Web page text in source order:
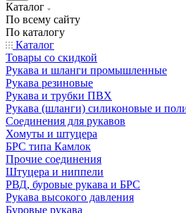
Каталог
По всему сайту
По каталогу
Каталог
Товары со скидкой
Рукава и шланги промышленные
Рукава резиновые
Рукава и трубки ПВХ
Рукава (шланги) силиконовые и
Соединения для рукавов
Хомуты и штуцера
БРС типа Камлок
Прочие соединения
Штуцера и ниппели
РВД, буровые рукава и БРС
Рукава высокого давления
Буровые рукава